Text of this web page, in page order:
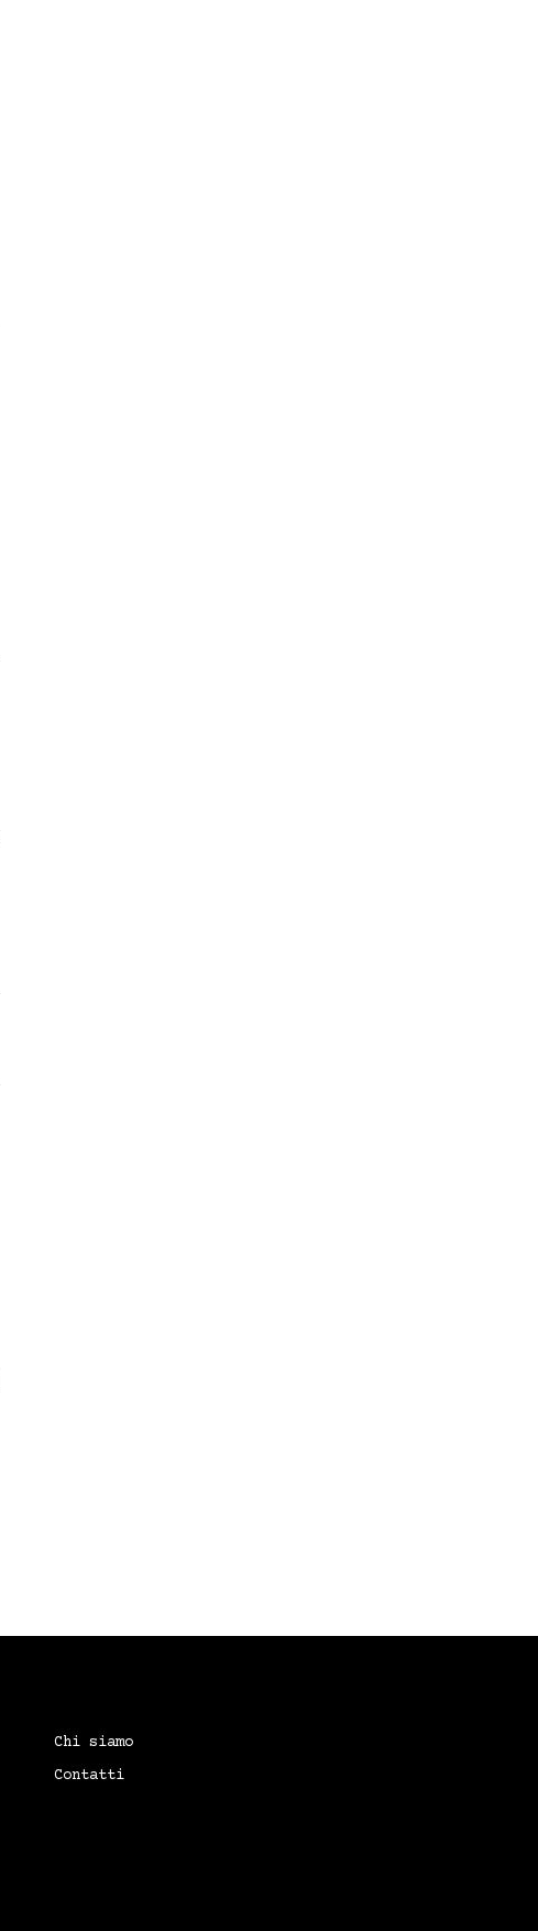
Chi siamo
Contatti